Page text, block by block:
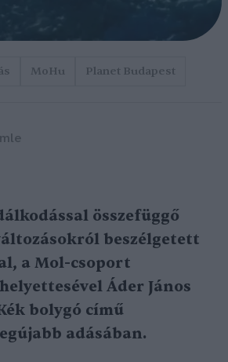
MoHu Planet Budapest
összefüggő
beszélgetett
a Mol-csoport
Áder János
bolygó című
adásában.